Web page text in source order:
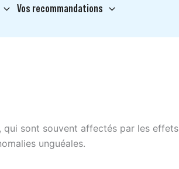
Vos recommandations
qui sont souvent affectés par les effets
unguéales.